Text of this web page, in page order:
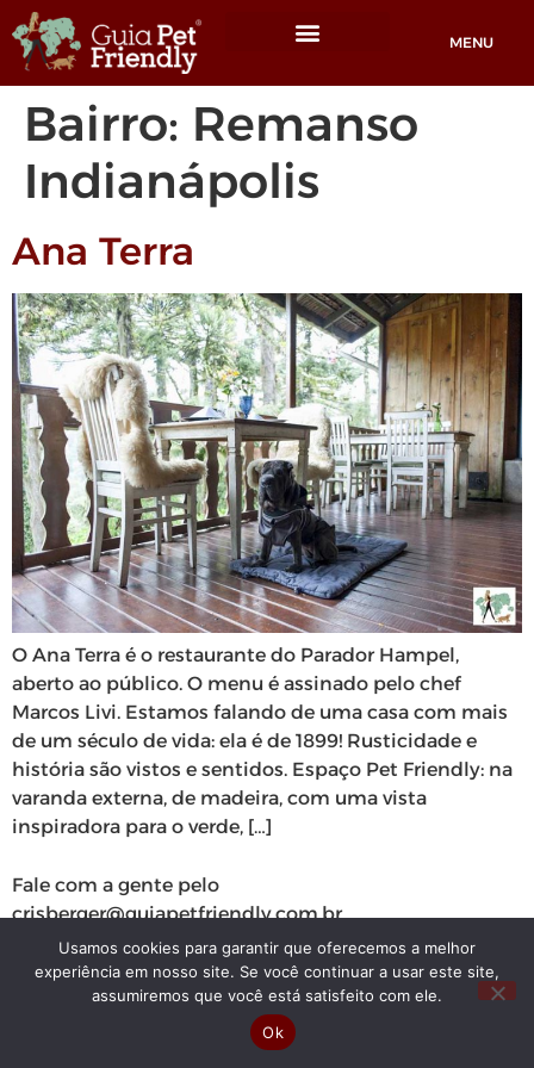
MENU
Bairro: Remanso
Indianápolis
Ana Terra
O Ana Terra é o restaurante do Parador Hampel,
aberto ao público. O menu é assinado pelo chef
Marcos Livi. Estamos falando de uma casa com mais
de um século de vida: ela é de 1899! Rusticidade e
história são vistos e sentidos. Espaço Pet Friendly: na
varanda externa, de madeira, com uma vista
inspiradora para o verde, […]
Fale com a gente pelo
crisberger@guiapetfriendly.com.br
Usamos cookies para garantir que oferecemos a melhor
experiência em nosso site. Se você continuar a usar este site,
assumiremos que você está satisfeito com ele.
Ok